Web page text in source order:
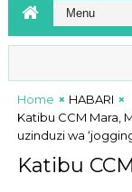
yavuna shilingi
Home
HABARI
Katibu CCM Mara,
uzinduzi wa
Katibu